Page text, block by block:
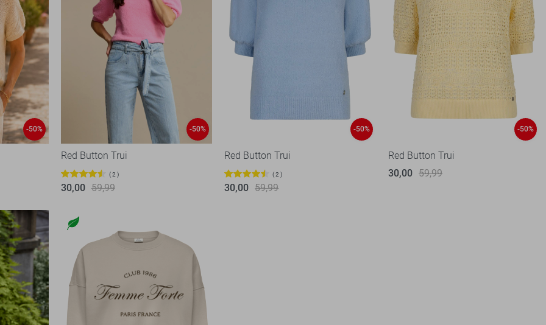
-50% -50%
Red Button Trui
2
30,00 59,99
-50%
Red Button Trui
2
30,00 59,99
-50%
Red Button Trui
30,00 59,99